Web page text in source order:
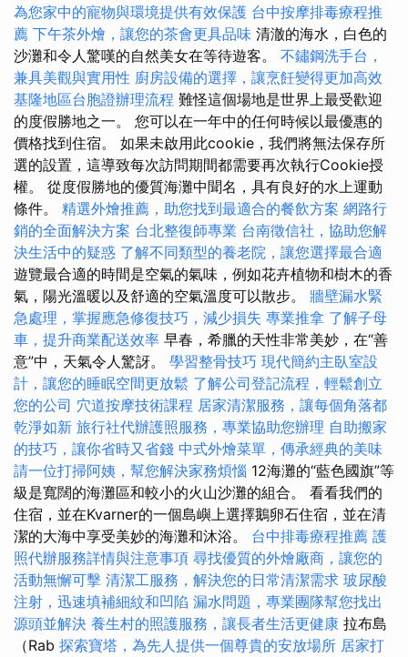
為您家中的寵物與環境提供有效保護 台中按摩排毒療程推
薦 下午茶外燴，讓您的茶會更具品味 清澈的海水，白色的
沙灘和令人驚嘆的自然美女在等待遊客。 不鏽鋼洗手台，
兼具美觀與實用性 廚房設備的選擇，讓烹飪變得更加高效
基隆地區台胞證辦理流程 難怪這個場地是世界上最受歡迎
的度假勝地之一。 您可以在一年中的任何時候以最優惠的
價格找到住宿。 如果未啟用此cookie，我們將無法保存所
選的設置，這導致每次訪問期間都需要再次執行Cookie授
權。 從度假勝地的優質海灘中聞名，具有良好的水上運動
條件。 精選外燴推薦，助您找到最適合的餐飲方案 網路行
銷的全面解決方案 台北整復師專業 台南徵信社，協助您解
決生活中的疑惑 了解不同類型的養老院，讓您選擇最合適
遊覽最合適的時間是空氣的氣味，例如花卉植物和樹木的香
氣，陽光溫暖以及舒適的空氣溫度可以散步。 牆壁漏水緊
急處理，掌握應急修復技巧，減少損失 專業推拿 了解子母
車，提升商業配送效率 早春，希臘的天性非常美妙，在“善
意”中，天氣令人驚訝。 學習整骨技巧 現代簡約主臥室設
計，讓您的睡眠空間更放鬆 了解公司登記流程，輕鬆創立
您的公司 穴道按摩技術課程 居家清潔服務，讓每個角落都
乾淨如新 旅行社代辦護照服務，專業協助您辦理 自助搬家
的技巧，讓你省時又省錢 中式外燴菜單，傳承經典的美味
請一位打掃阿姨，幫您解決家務煩惱 12海灘的“藍色國旗”等
級是寬闊的海灘區和較小的火山沙灘的組合。 看看我們的
住宿，並在Kvarner的一個島嶼上選擇鵝卵石住宿，並在清
潔的大海中享受美妙的海灘和沐浴。 台中排毒療程推薦 護
照代辦服務詳情與注意事項 尋找優質的外燴廠商，讓您的
活動無懈可擊 清潔工服務，解決您的日常清潔需求 玻尿酸
注射，迅速填補細紋和凹陷 漏水問題，專業團隊幫您找出
源頭並解決 養生村的照護服務，讓長者生活更健康 拉布島
（Rab 探索寶塔，為先人提供一個尊貴的安放場所 居家打